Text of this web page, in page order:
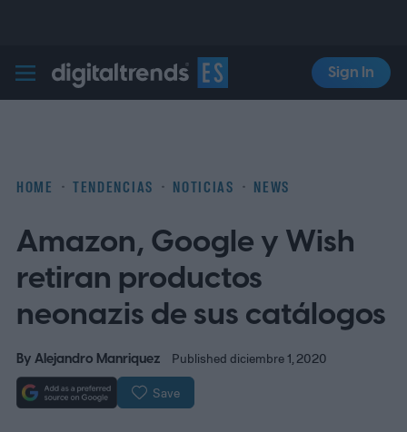
Digital Trends Español
Sign In
HOME TENDENCIAS NOTICIAS NEWS
Amazon, Google y Wish
retiran productos
neonazis de sus catálogos
ByAlejandro Manriquez Published diciembre 1, 2020
Save